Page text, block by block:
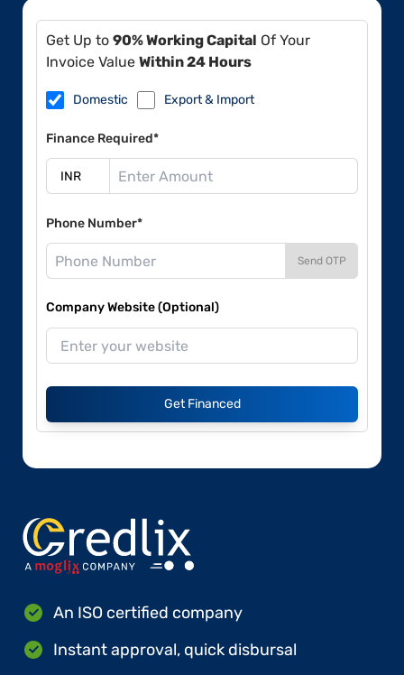
Get Up to 90% Working Capital Of Your
Invoice Value Within 24 Hours
Domestic Export & Import
Finance Required*
Phone Number*
Send OTP
Company Website (Optional)
Get Financed
An ISO certified company
Instant approval, quick disbursal